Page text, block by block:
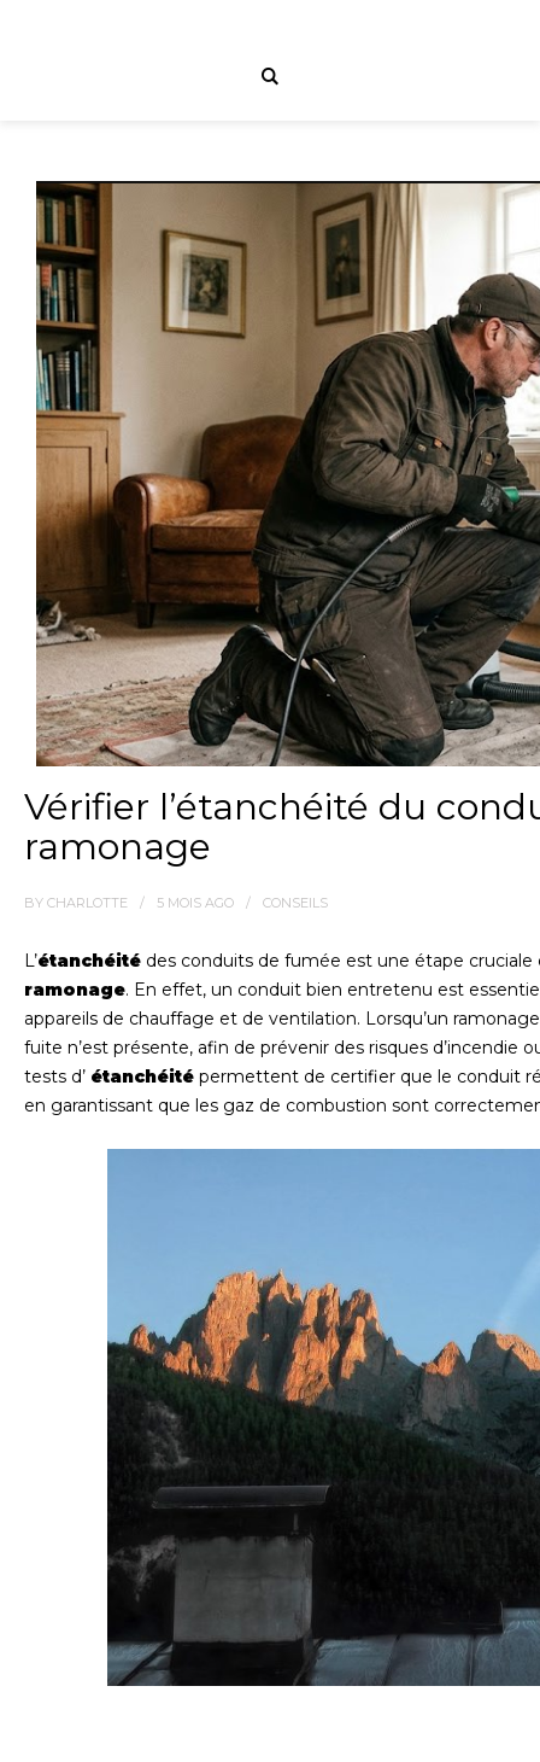
Vérifier l’étanchéité du
ramonage
BY CHARLOTTE 5 MOIS AGO CONSEILS
L’étanchéité des conduits de fumée est une étape
ramonage. En effet, un conduit bien entretenu est
appareils de chauffage et de ventilation. Lorsqu’un
fuite n’est présente, afin de prévenir des risques d’incendie
tests d’ étanchéité permettent de certifier que le conduit
en garantissant que les gaz de combustion sont